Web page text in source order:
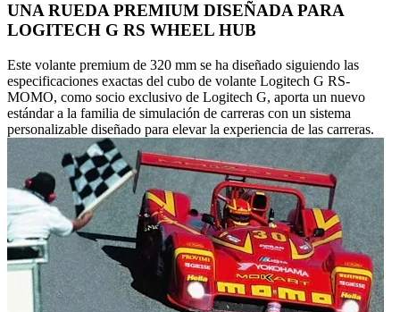
UNA RUEDA PREMIUM DISEÑADA PARA
LOGITECH G RS WHEEL HUB
Este volante premium de 320 mm se ha diseñado siguiendo las
especificaciones exactas del cubo de volante Logitech G RS-
MOMO, como socio exclusivo de Logitech G, aporta un nuevo
estándar a la familia de simulación de carreras con un sistema
personalizable diseñado para elevar la experiencia de las carreras.